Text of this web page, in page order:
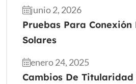
junio 2, 2026
Pruebas Para Conexión
Solares
enero 24, 2025
Cambios De Titularidad